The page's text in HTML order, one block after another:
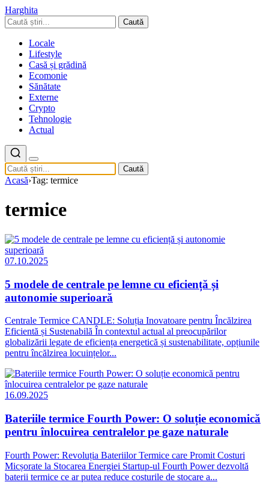
Harghita
Caută
Locale
Lifestyle
Casă și grădină
Ecomonie
Sănătate
Externe
Crypto
Tehnologie
Actual
Caută
Acasă›Tag: termice
termice
07.10.2025
5 modele de centrale pe lemne cu eficiență și
autonomie superioară
Centrale Termice CANDLE: Soluția Inovatoare pentru Încălzirea
Eficientă și Sustenabilă În contextul actual al preocupărilor
globalizării legate de eficiența energetică și sustenabilitate, opțiunile
pentru încălzirea locuințelor...
16.09.2025
Bateriile termice Fourth Power: O soluție economică
pentru înlocuirea centralelor pe gaze naturale
Fourth Power: Revoluția Bateriilor Termice care Promit Costuri
Micșorate la Stocarea Energiei Startup-ul Fourth Power dezvoltă
baterii termice ce ar putea reduce costurile de stocare a...